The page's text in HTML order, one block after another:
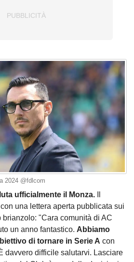
2024 @fdlcom
ufficialmente il Monza.
una lettera aperta pubblicata sui
"Cara comunità di AC
un anno fantastico. Abbiamo
di tornare in Serie A con
davvero difficile salutarvi. Lasciare